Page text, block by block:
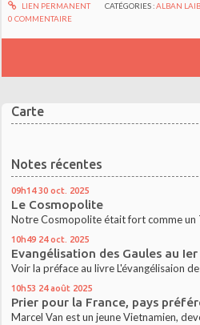
Carte
Notes récentes
09h14 30 oct. 2025
Le Cosmopolite
Notre Cosmopolite était fort comme un
10h49 24 oct. 2025
Evangélisation des Gaules au
Voir la préface au livre L'évangélisaion
10h53 24 août 2025
Prier pour la France, pays
Marcel Van est un jeune Vietnamien,
LIEN PERMANENT CATÉGORIES :ALBAN
0 COMMENTAIRE